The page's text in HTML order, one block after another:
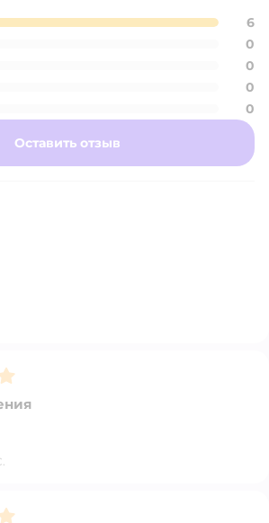
6
0
0
0
0
Оставить отзыв